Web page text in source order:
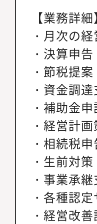
【業務詳細】
・月次の
・決算申告
・節税提案
・資金調
・補助金
・経営計
・相続税申
・生前対策
・事業承
・各種認
・経営改